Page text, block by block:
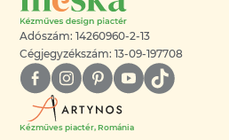
Adószám: 14260960-2-13
Cégjegyzékszám: 13-09-197708
Kézműves piactér, Románia